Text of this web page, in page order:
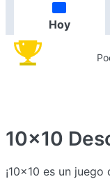
Hoy
10x10
¡10x10 es un